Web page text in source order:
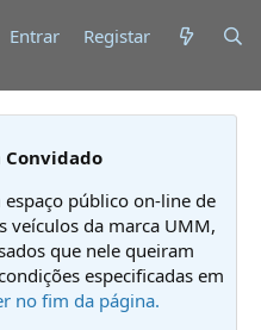
Entrar Registar
espaço público on-line de
veículos da marca UMM,
que nele queiram
especificadas em
no fim da página.